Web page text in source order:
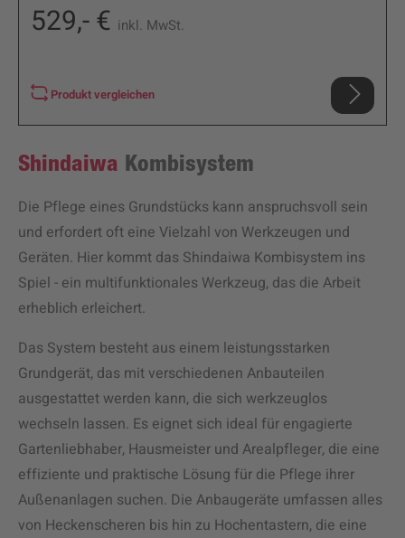
529,- € inkl. MwSt.
Produkt vergleichen
Shindaiwa Kombisystem
Die Pflege eines Grundstücks kann anspruchsvoll sein
und erfordert oft eine Vielzahl von Werkzeugen und
Geräten. Hier kommt das Shindaiwa Kombisystem ins
Spiel - ein multifunktionales Werkzeug, das die Arbeit
erheblich erleichert.
Das System besteht aus einem leistungsstarken
Grundgerät, das mit verschiedenen Anbauteilen
ausgestattet werden kann, die sich werkzeuglos
wechseln lassen. Es eignet sich ideal für engagierte
Gartenliebhaber, Hausmeister und Arealpfleger, die eine
effiziente und praktische Lösung für die Pflege ihrer
Außenanlagen suchen. Die Anbaugeräte umfassen alles
von Heckenscheren bis hin zu Hochentastern, die eine